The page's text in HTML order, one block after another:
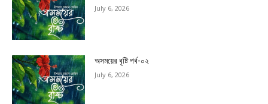
July 6, 2026
অসময়ের বৃষ্টি পর্ব-০২
July 6, 2026